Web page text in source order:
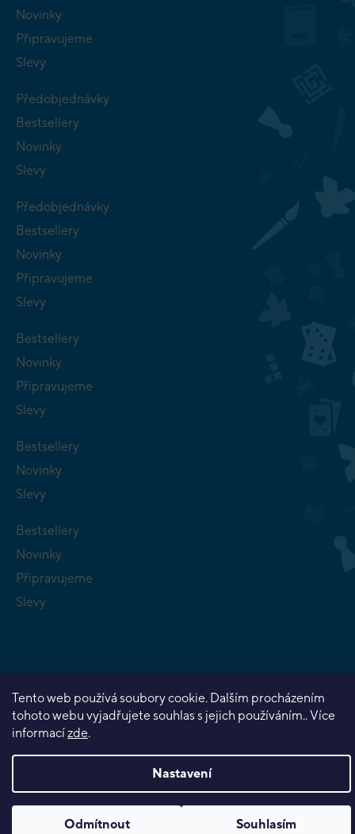
Tento web používá soubory cookie. Dalším procházením
tohoto webu vyjadřujete souhlas s jejich používáním.. Více
informacízde.
Nastavení
Odmítnout Souhlasím
Novinky
Připravujeme
Slevy
Předobjednávky
Bestsellery
Novinky
Slevy
Předobjednávky
Bestsellery
Novinky
Připravujeme
Slevy
Bestsellery
Novinky
Připravujeme
Slevy
Bestsellery
Novinky
Slevy
Bestsellery
Novinky
Připravujeme
Slevy
Vytvořil Shoptet Premium
Copyright 2026 Planeta her. Všechna práva vyhrazena.